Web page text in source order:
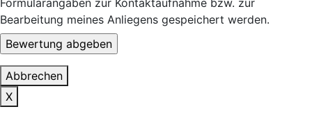
Bearbeitung meines Anliegens gespeichert werden.
Abbrechen
X